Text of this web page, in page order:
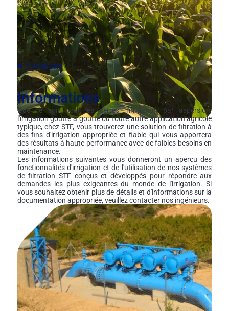
Solutions
Informations
Que ce soit pour les serres, l'irrigation par aspersion,
l'irrigation goutte à goutte ou toute autre application agricole
typique, chez STF, vous trouverez une solution de filtration à
des fins d'irrigation appropriée et fiable qui vous apportera
des résultats à haute performance avec de faibles besoins en
maintenance.
Les informations suivantes vous donneront un aperçu des
fonctionnalités d'irrigation et de l'utilisation de nos systèmes
de filtration STF conçus et développés pour répondre aux
demandes les plus exigeantes du monde de l'irrigation. Si
vous souhaitez obtenir plus de détails et d'informations sur la
documentation appropriée, veuillez contacter nos ingénieurs.